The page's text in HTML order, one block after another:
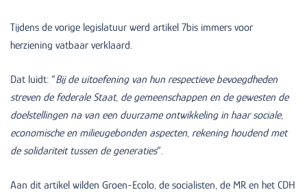
Tijdens de vorige legislatuur werd artikel 7bis immers voor
herziening vatbaar verklaard.
Dat luidt: “Bij de uitoefening van hun respectieve bevoegdheden
streven de federale Staat, de gemeenschappen en de gewesten de
doelstellingen na van een duurzame ontwikkeling in haar sociale,
economische en milieugebonden aspecten, rekening houdend met
de solidariteit tussen de generaties”.
Aan dit artikel wilden Groen-Ecolo, de socialisten, de MR en het CDH